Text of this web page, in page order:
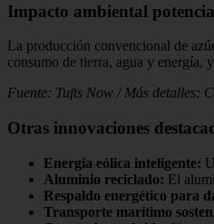
Impacto ambiental
La producción convencional de
consumo de tierra, agua y energía,
Fuente: Tufts Now / Más detalles:
Otras innovaciones
Energía eólica inteligente:
Aluminio reciclado: El
Respaldo energético para
Transporte marítimo